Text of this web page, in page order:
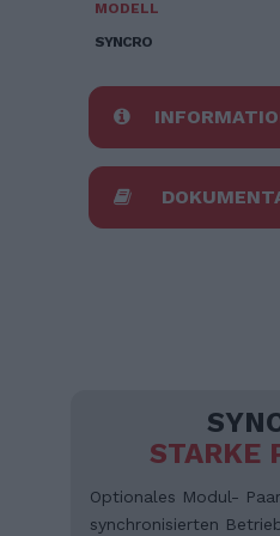
MODELL
SYNCRO
STARKE
Optionales Modul-
synchronisierten